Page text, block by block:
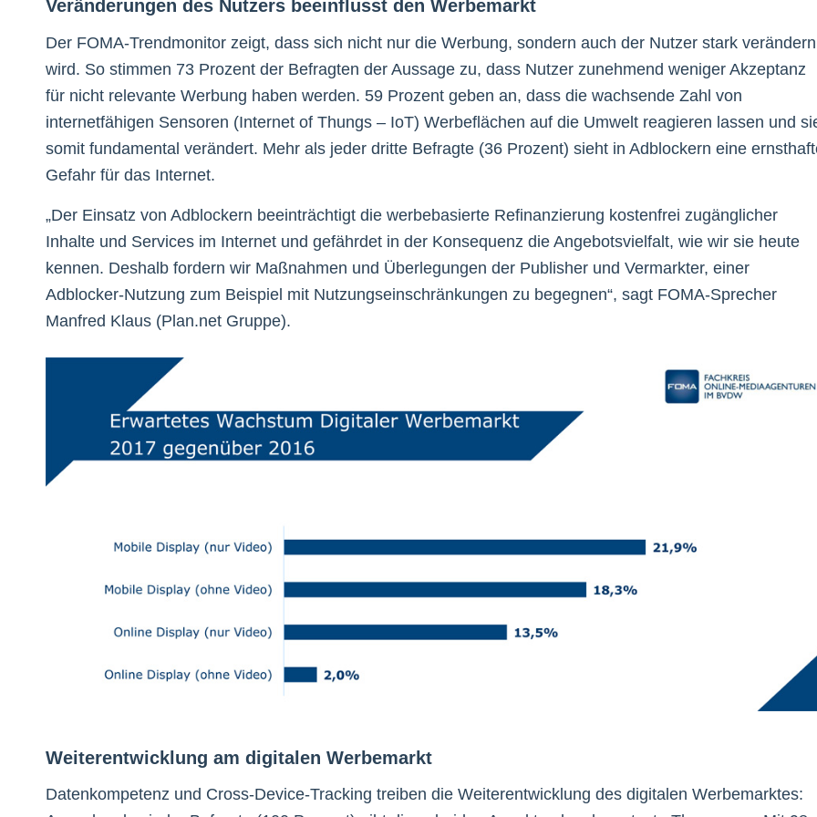
Veränderungen des Nutzers beeinflusst den Werbemarkt
Der FOMA-Trendmonitor zeigt, dass sich nicht nur die Werbung, sondern auch der Nutzer stark verändern
wird. So stimmen 73 Prozent der Befragten der Aussage zu, dass Nutzer zunehmend weniger Akzeptanz
für nicht relevante Werbung haben werden. 59 Prozent geben an, dass die wachsende Zahl von
internetfähigen Sensoren (Internet of Thungs – IoT) Werbeflächen auf die Umwelt reagieren lassen und
somit fundamental verändert. Mehr als jeder dritte Befragte (36 Prozent) sieht in Adblockern eine
Gefahr für das Internet.
„Der Einsatz von Adblockern beeinträchtigt die werbebasierte Refinanzierung kostenfrei zugänglicher
Inhalte und Services im Internet und gefährdet in der Konsequenz die Angebotsvielfalt, wie wir sie heute
kennen. Deshalb fordern wir Maßnahmen und Überlegungen der Publisher und Vermarkter, einer
Adblocker-Nutzung zum Beispiel mit Nutzungseinschränkungen zu begegnen“, sagt FOMA-Sprecher
Manfred Klaus (Plan.net Gruppe).
Weiterentwicklung am digitalen Werbemarkt
Datenkompetenz und Cross-Device-Tracking treiben die Weiterentwicklung des digitalen Werbemarktes: